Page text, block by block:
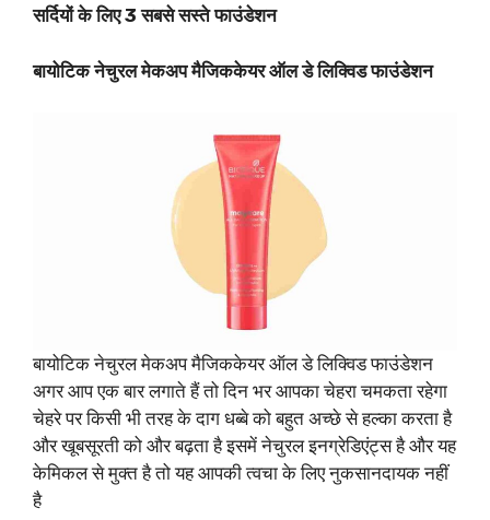
सर्दियों के लिए 3 सबसे सस्ते फाउंडेशन
बायोटिक नेचुरल मेकअप मैजिककेयर ऑल डे लिक्विड फाउंडेशन
बायोटिक नेचुरल मेकअप मैजिककेयर ऑल डे लिक्विड फाउंडेशन
अगर आप एक बार लगाते हैं तो दिन भर आपका चेहरा चमकता रहेगा
चेहरे पर किसी भी तरह के दाग धब्बे को बहुत अच्छे से हल्का करता है
और खूबसूरती को और बढ़ता है इसमें नेचुरल इनग्रेडिएंट्स है और यह
केमिकल से मुक्त है तो यह आपकी त्वचा के लिए नुकसानदायक नहीं
है